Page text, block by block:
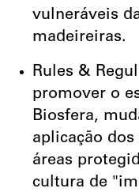
vulneráveis
madeireiras.
Rules &
promover o
Biosfera,
aplicação
áreas
cultura de